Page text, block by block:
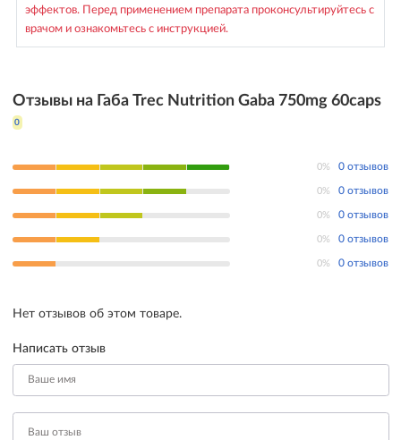
эффектов. Перед применением препарата проконсультируйтесь с
врачом и ознакомьтесь с инструкцией.
Отзывы на Габа Trec Nutrition Gaba 750mg 60caps
0
0% 0 отзывов
0% 0 отзывов
0% 0 отзывов
0% 0 отзывов
0% 0 отзывов
Нет отзывов об этом товаре.
Написать отзыв